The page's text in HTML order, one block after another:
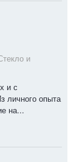
и
и с
личного опыта
на...